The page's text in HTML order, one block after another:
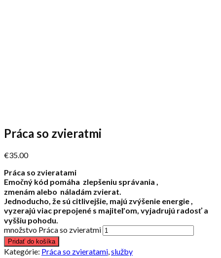
Práca so zvieratmi
€35.00
Práca so zvieratami
Emočný kód pomáha zlepšeniu správania ,
zmenám alebo náladám zvierat.
Jednoducho, že sú citlivejšie, majú zvýšenie energie ,
vyzerajú viac prepojené s majiteľom, vyjadrujú radosť a
vyššiu pohodu.
množstvo Práca so zvieratmi
Pridať do košíka
Kategórie: Práca so zvieratami služby